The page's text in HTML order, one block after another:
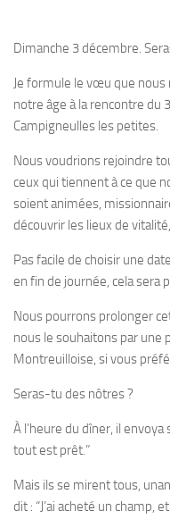
Dimanche 3 décembre.
Je formule le vœu que
notre âge à la rencontre du
Campigneulles les petites.
Nous voudrions rejoindre
ceux qui tiennent à ce que
soient animées,
découvrir les lieux de
Pas facile de choisir une
en fin de journée, cela sera
Nous pourrons prolonger
nous le souhaitons par une
Montreuilloise, si vous
Seras-tu des nôtres ?
À l’heure du dîner, il
tout est prêt.”
Mais ils se mirent tous,
dit : “J’ai acheté un champ,